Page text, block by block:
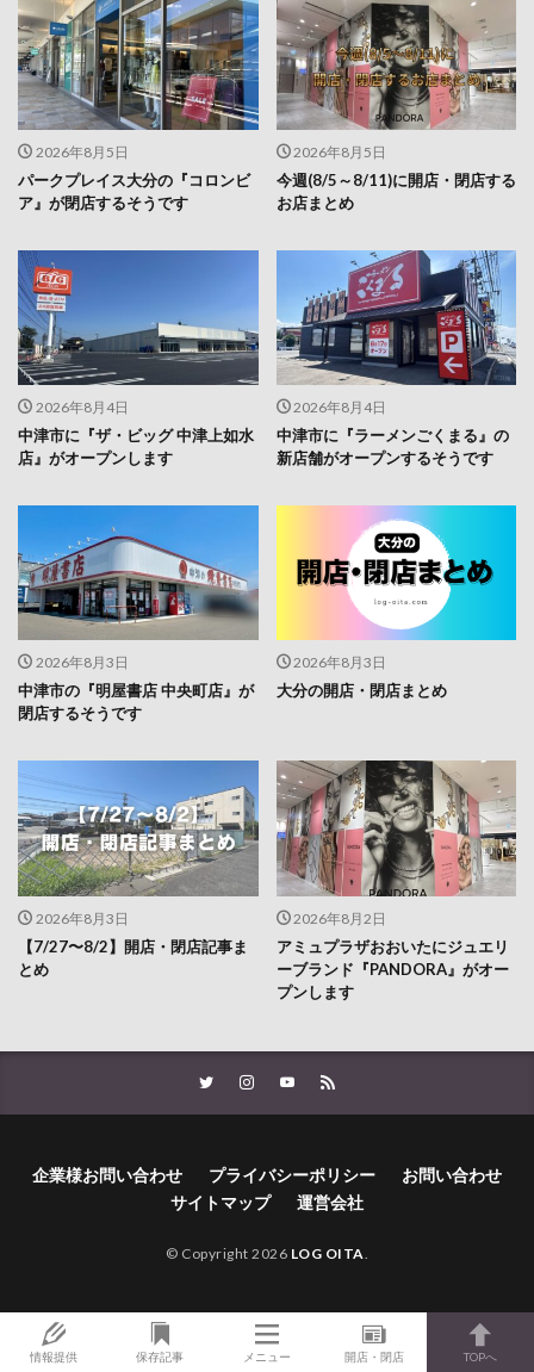
2026年8月5日
パークプレイス大分の『コロンビ
ア』が閉店するそうです
2026年8月5日
今週(8/5～8/11)に開店・閉店する
お店まとめ
2026年8月4日
中津市に『ザ・ビッグ 中津上如水
店』がオープンします
2026年8月4日
中津市に『ラーメンごくまる』の
新店舗がオープンするそうです
2026年8月3日
中津市の『明屋書店 中央町店』が
閉店するそうです
2026年8月3日
大分の開店・閉店まとめ
2026年8月3日
【7/27〜8/2】開店・閉店記事ま
とめ
2026年8月2日
アミュプラザおおいたにジュエリ
ーブランド『PANDORA』がオー
プンします
企業様お問い合わせ プライバシーポリシー
お問い合わせ
サイトマップ
運営会社
© Copyright 2026 LOG OITA
情報提供 保存記事 メニュー 開店・閉店 TOPへ